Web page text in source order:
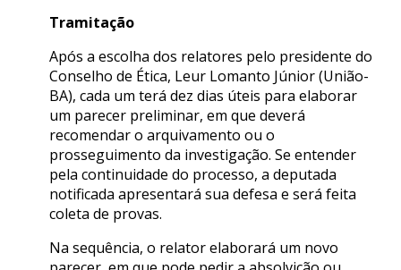
Tramitação
Após a escolha dos relatores pelo presidente do
Conselho de Ética, Leur Lomanto Júnior (União-
BA), cada um terá dez dias úteis para elaborar
um parecer preliminar, em que deverá
recomendar o arquivamento ou o
prosseguimento da investigação. Se entender
pela continuidade do processo, a deputada
notificada apresentará sua defesa e será feita
coleta de provas.
Na sequência, o relator elaborará um novo